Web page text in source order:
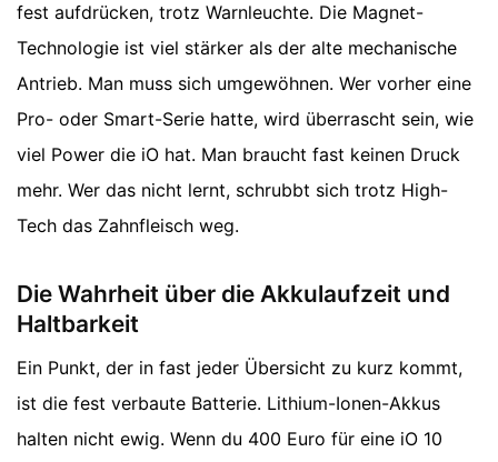
fest aufdrücken, trotz Warnleuchte. Die Magnet-
Technologie ist viel stärker als der alte mechanische
Antrieb. Man muss sich umgewöhnen. Wer vorher eine
Pro- oder Smart-Serie hatte, wird überrascht sein, wie
viel Power die iO hat. Man braucht fast keinen Druck
mehr. Wer das nicht lernt, schrubbt sich trotz High-
Tech das Zahnfleisch weg.
Die Wahrheit über die Akkulaufzeit und
Haltbarkeit
Ein Punkt, der in fast jeder Übersicht zu kurz kommt,
ist die fest verbaute Batterie. Lithium-Ionen-Akkus
halten nicht ewig. Wenn du 400 Euro für eine iO 10